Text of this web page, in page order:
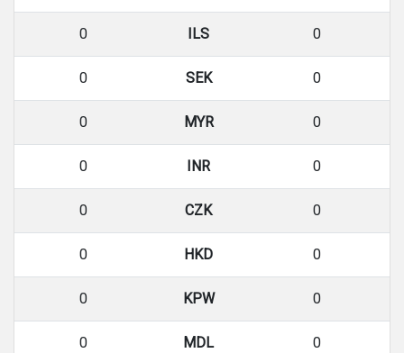
0 ILS 0
0 SEK 0
0 MYR 0
0 INR 0
0 CZK 0
0 HKD 0
0 KPW 0
0 MDL 0